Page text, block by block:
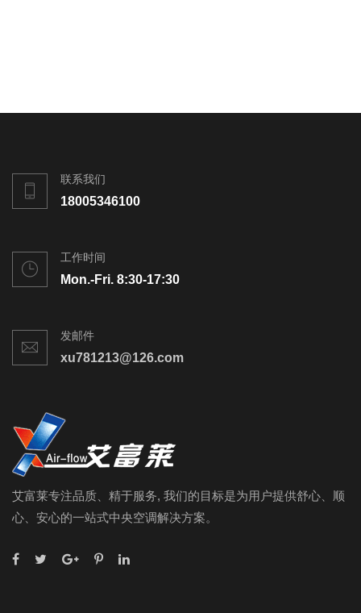
联系我们
18005346100
工作时间
Mon.-Fri. 8:30-17:30
发邮件
xu781213@126.com
艾富莱专注品质、精于服务, 我们的目标是为用户提供舒心、顺
心、安心的一站式中央空调解决方案。